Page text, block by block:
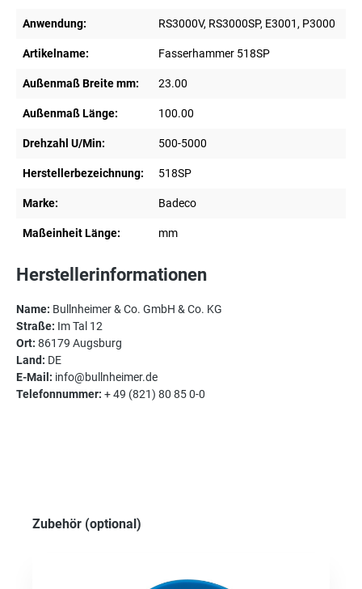
Anwendung: RS3000V, RS3000SP, E3001, P3000
Artikelname: Fasserhammer 518SP
Außenmaß Breite mm: 23.00
Außenmaß Länge: 100.00
Drehzahl U/Min: 500-5000
Herstellerbezeichnung: 518SP
Marke: Badeco
Maßeinheit Länge: mm
Herstellerinformationen
Name: Bullnheimer & Co. GmbH & Co. KG
Straße: Im Tal 12
Ort: 86179 Augsburg
Land: DE
E-Mail: info@bullnheimer.de
Telefonnummer: + 49 (821) 80 85 0-0
Produktgalerie überspringen
Zubehör (optional)